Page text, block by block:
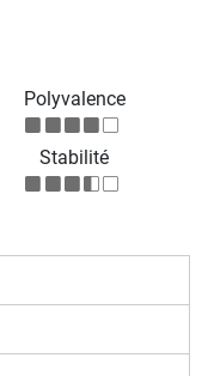
Polyvalence
Stabilité